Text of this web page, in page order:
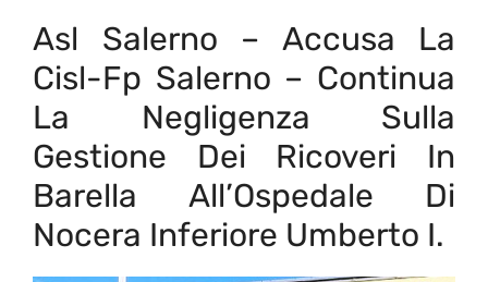
Asl Salerno – Accusa La
Cisl-Fp Salerno – Continua
La Negligenza Sulla
Gestione Dei Ricoveri In
Barella All’Ospedale Di
Nocera Inferiore Umberto I.